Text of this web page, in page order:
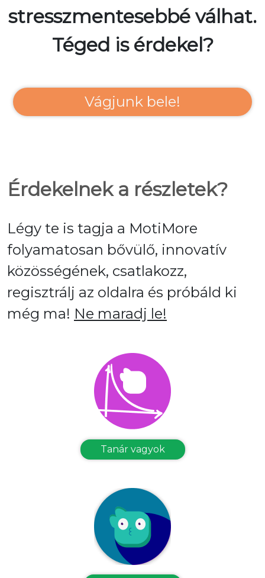
stresszmentesebbé válhat.
Téged is érdekel?
Vágjunk bele!
Érdekelnek a részletek?
Légy te is tagja a MotiMore
folyamatosan bővülő, innovatív
közösségének, csatlakozz,
regisztrálj az oldalra és próbáld ki
még ma! Ne maradj le!
Tanár vagyok